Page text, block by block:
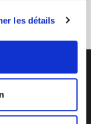
les détails